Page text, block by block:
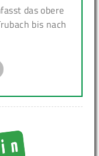
das obere
bis nach